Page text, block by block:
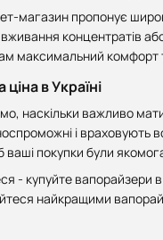
магазин пропонує
концентратів
максимальний комфорт
в Україні
наскільки важливо
і враховують
ваші покупки були
- купуйте вапорайзери в
найкращими